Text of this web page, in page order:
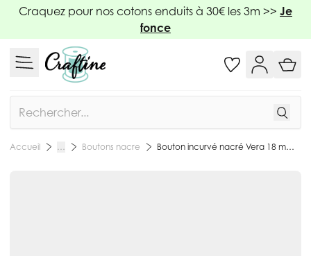
Allez au contenu
Craquez pour nos cotons enduits à 30€ les 3m >> Je
fonce
Accueil … Boutons nacre Bouton incurvé nacré Vera 18 mm - Blanc